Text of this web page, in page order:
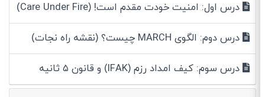
درس اول: امنیت خودت مقدم است! (Care Under Fire)
درس دوم: الگوی MARCH چیست؟ (نقشه راه نجات)
درس سوم: کیف امداد رزم (IFAK) و قانون ۵ ثانیه